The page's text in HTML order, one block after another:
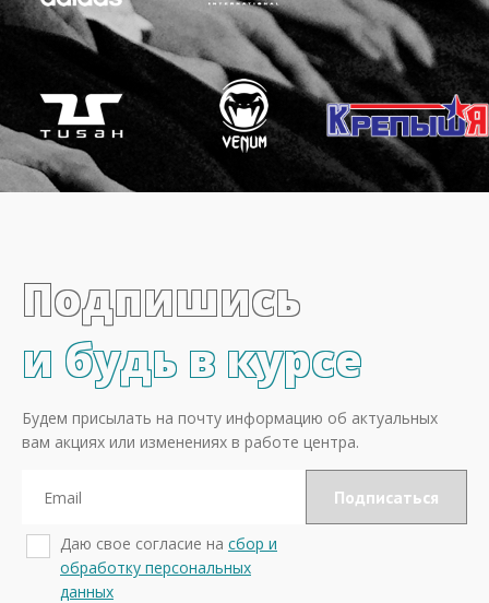
Подпишись
и будь в курсе
Будем присылать на почту информацию об актуальных
вам акциях или изменениях в работе центра.
Даю свое согласие на сбор и
обработку персональных
данных